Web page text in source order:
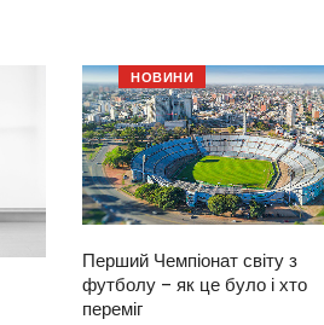
НОВИНИ
Перший Чемпіонат світу з
футболу – як це було і хто
переміг